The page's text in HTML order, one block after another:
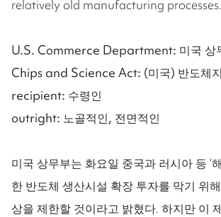
relatively old manufacturing processes.
U.S. Commerce Department: 미국 상
Chips and Science Act: (미국) 반도체
recipient: 수령인
outright: 노골적인, 전면적인
미국 상무부는 화요일 중국과 러시아 등 ‘
한 반도체 생산시설 확장 투자를 막기 위
상을 제한할 것이라고 밝혔다. 하지만 이